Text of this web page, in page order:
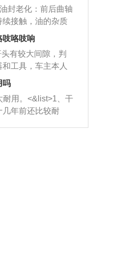
因为积碳过多引起
催化器泡在草酸
解决，将清洗剂
混合后，车辆启
一起进入到燃烧
，就可以让三元
管堵塞的情况就
同样也要打相同的
强调要反复练
肉记忆，在真实
记忆也能打好方
封老化：前后曲轴
接触，油的杂质
化使其密封效果
漏油。<&list>2、
使活塞环与缸体
流入燃烧室中，
、机油粘度。使用
同样会有烧机油现
很好的流动性，
吱咯吱响
有较大间隙，判
工具，车主本人
送到修理厂或4s
套管防尘罩破
现象，使半轴磨
易损坏，产生异
转向胶套和球头
吗
耐用。<&list>1、干
年前还比较耐